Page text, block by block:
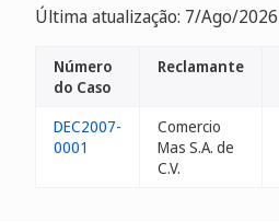
Última atualização: 7/Ago/2026
Número
do Caso
Reclamante
DEC2007-
0001
Comercio
Mas S.A. de
C.V.